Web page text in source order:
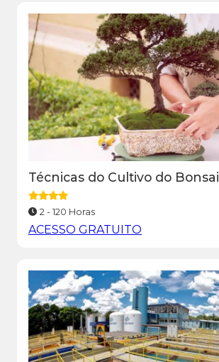
Técnicas do Cultivo do Bonsai
2 - 120 Horas
ACESSO GRATUITO